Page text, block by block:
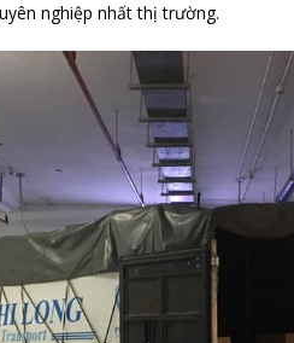
nghiệp nhất thị trường.